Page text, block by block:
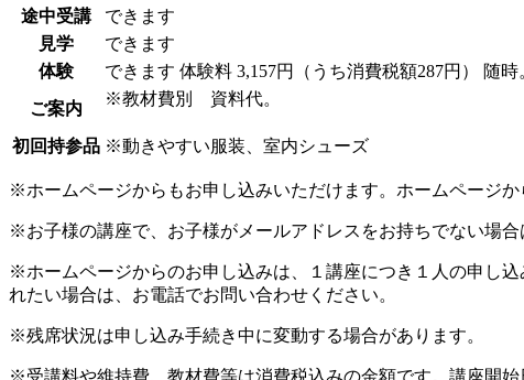
途中受講
できます
見学
できます
体験
できます 体験料 3,157円（うち消費税額287円）
随時
ご案内
※教材費別 資料代。
初回持参品 ※動きやすい服装、室内シューズ
※ホームページからもお申し込みいただけます。ホームページ
※お子様の講座で、お子様がメールアドレスをお持ちでない場
※ホームページからのお申し込みは、１講座につき１人の申し
れたい場合は、お電話でお問い合わせください。
※残席状況は申し込み手続き中に変動する場合があります。
※受講料や維持費、教材費等は消費税込みの金額です。講座開始